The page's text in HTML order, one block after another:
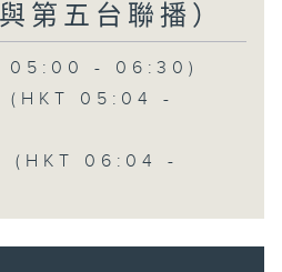
第五台聯播）
05:00 - 06:30)
(HKT 05:04 -
(HKT 06:04 -